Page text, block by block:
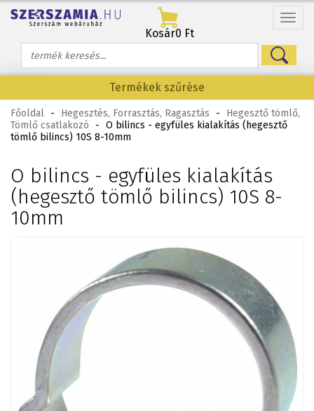
Menü
Kosár0 Ft
Termékek szűrése
Főoldal - Hegesztés, Forrasztás, Ragasztás -
Hegesztő tömlő,
Tömlő csatlakozó
- O bilincs - egyfüles kialakítás (hegesztő
tömlő bilincs) 10S 8-10mm
O bilincs - egyfüles kialakítás
(hegesztő tömlő bilincs) 10S 8-
10mm